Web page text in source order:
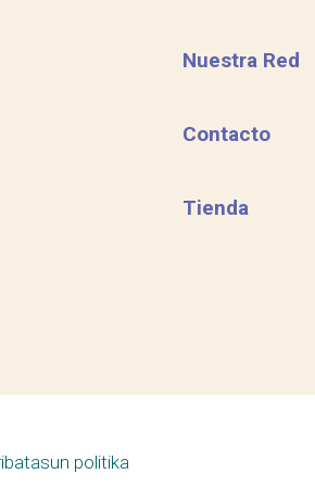
Nuestra Red
Contacto
Tienda
politika